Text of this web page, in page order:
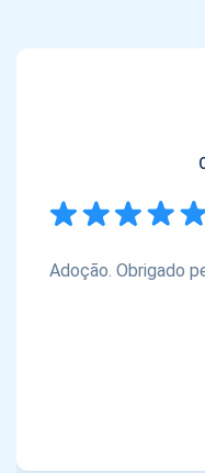
Adoção. Obrigado